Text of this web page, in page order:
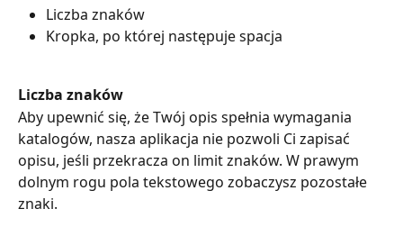
Liczba znaków
Kropka, po której następuje spacja
Liczba znaków
Aby upewnić się, że Twój opis spełnia wymagania
katalogów, nasza aplikacja nie pozwoli Ci zapisać
opisu, jeśli przekracza on limit znaków. W prawym
dolnym rogu pola tekstowego zobaczysz pozostałe
znaki.